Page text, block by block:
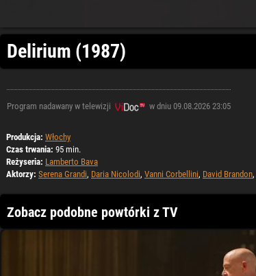
Delirium (1987)
Program nadawany w telewizji w dniu 09.08.2026 23:05
Produkcja: Włochy
Czas trwania: 95 min.
Reżyseria: Lamberto Bava
Aktorzy: Serena Grandi, Daria Nicolodi, Vanni Corbellini, David Brandon,
Zobacz podobne powtórki z TV